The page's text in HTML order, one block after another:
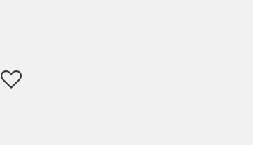
Lägg till i favoriter